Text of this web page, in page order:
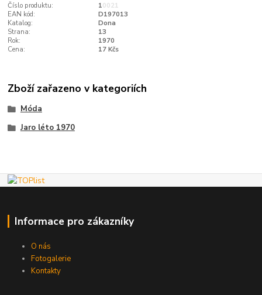
Číslo produktu:
10021
EAN kód:
D197013
Katalog:
Dona
Strana:
13
Rok:
1970
Cena:
17 Kčs
Zboží zařazeno v kategoriích
Móda
Jaro léto 1970
Informace pro zákazníky
O nás
Fotogalerie
Kontakty